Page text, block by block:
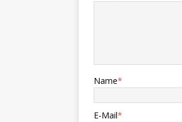
Name*
E-Mail*